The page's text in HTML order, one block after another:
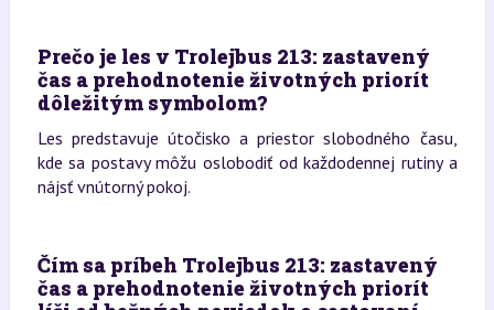
Prečo je les v Trolejbus 213: zastavený
čas a prehodnotenie životných priorít
dôležitým symbolom?
Les predstavuje útočisko a priestor slobodného času,
kde sa postavy môžu oslobodiť od každodennej rutiny a
nájsť vnútorný pokoj.
Čím sa príbeh Trolejbus 213: zastavený
čas a prehodnotenie životných priorít